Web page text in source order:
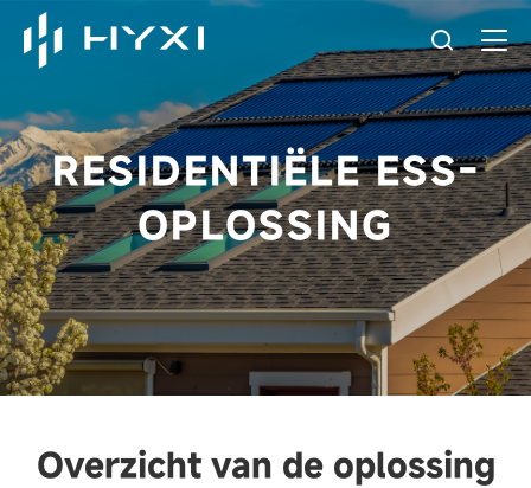
RESIDENTIËLE ESS-
OPLOSSING
Overzicht van de oplossing